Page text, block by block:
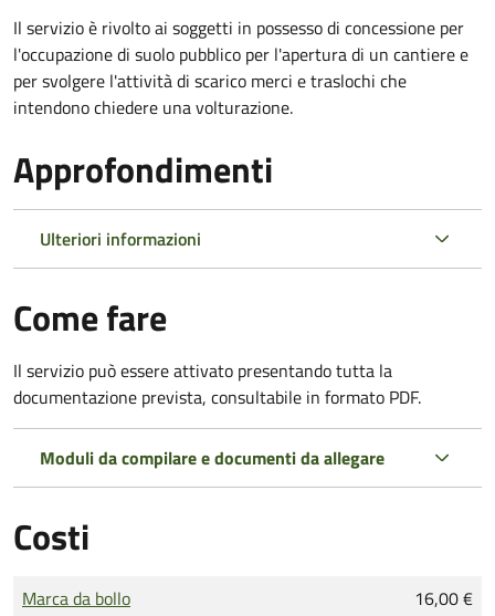
Il servizio è rivolto ai soggetti in possesso di concessione per
l'occupazione di suolo pubblico per l'apertura di un cantiere e
per svolgere l'attività di scarico merci e traslochi che
intendono chiedere una volturazione.
Approfondimenti
Ulteriori informazioni
Come fare
Il servizio può essere attivato presentando tutta la
documentazione prevista, consultabile in formato PDF.
Moduli da compilare e documenti da allegare
Costi
Tipo di pagamento
Importo
Marca da bollo 16,00 €